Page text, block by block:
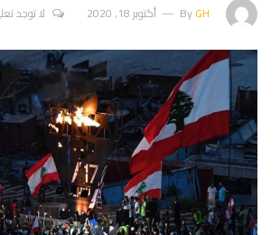
ByGH أكتوبر 18, 2020 لا توجد